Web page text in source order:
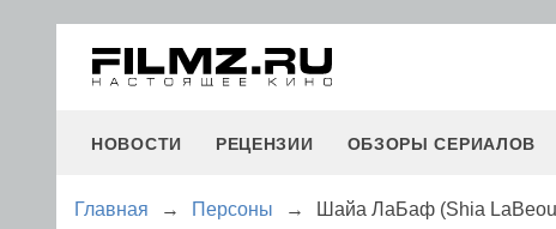
НОВОСТИ РЕЦЕНЗИИ ОБЗОРЫ СЕРИАЛОВ
Главная → Персоны → Шайа ЛаБаф (Shia